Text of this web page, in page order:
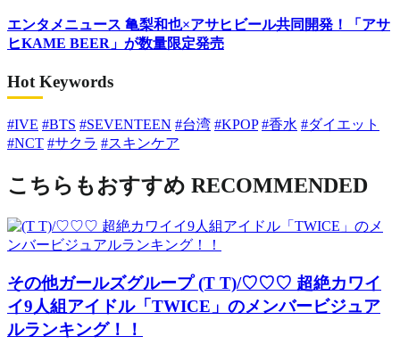
エンタメニュース 亀梨和也×アサヒビール共同開発！「アサ
ヒKAME BEER」が数量限定発売
Hot Keywords
#IVE #BTS #SEVENTEEN #台湾 #KPOP #香水 #ダイエット
#NCT #サクラ #スキンケア
こちらもおすすめ RECOMMENDED
その他ガールズグループ(T T)/♡♡♡ 超絶カワイ
イ9人組アイドル「TWICE」のメンバービジュア
ルランキング！！